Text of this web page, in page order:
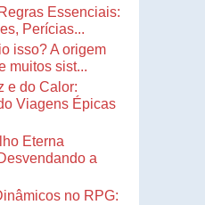
Essenciais:
Perícias...
isso? A origem
muitos sist...
e do Calor:
Viagens Épicas
Eterna
a
no RPG: